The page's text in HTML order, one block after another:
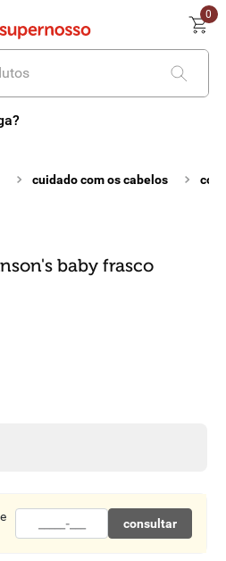
0
cuidado com os cabelos
baby frasco
consultar